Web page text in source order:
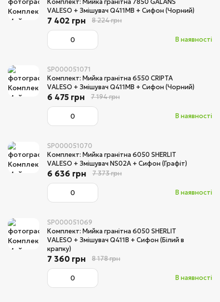
Комплект: Мийка гранітна 7850 GALANS
VALESO + Змішувач Q411MB + Сифон (Чорний)
В наявності
7 402 грн 8 224 грн
SP000051071
Комплект: Мийка гранітна 6550 CRIPTA
VALESO + Змішувач Q411MB + Сифон (Чорний)
В наявності
6 475 грн 7 194 грн
SP000051070
Комплект: Мийка гранітна 6050 SHERLIT
VALESO + Змішувач NS02A + Сифон (Графіт)
В наявності
6 636 грн 7 373 грн
SP000051069
Комплект: Мийка гранітна 6050 SHERLIT
VALESO + Змішувач Q411B + Сифон (Білий в
крапку)
В наявності
7 360 грн 8 178 грн